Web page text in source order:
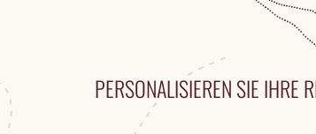
PERSONALISIEREN SIE IHRE